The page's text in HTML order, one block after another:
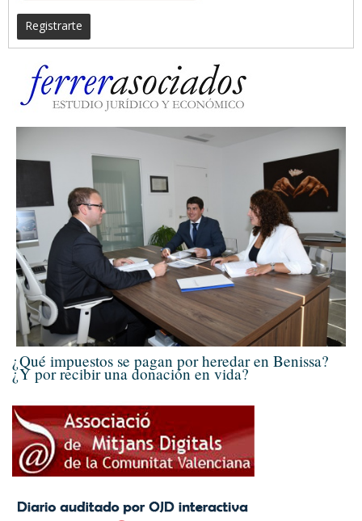
Registrarte
¿Qué impuestos se pagan por heredar en Benissa?
¿Y por recibir una donación en vida?